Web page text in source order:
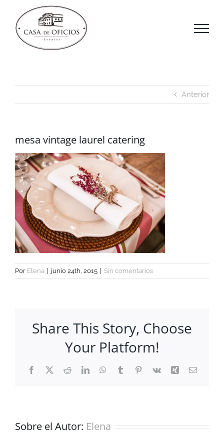
contenido
Anterior
mesa vintage laurel catering
Por Elena junio 24th, 2015 Sin comentarios
Share This Story, Choose
Your Platform!
Facebook
X RedditLinkedInWhatsApp
TumblrPinterest
Vk Xing Correo
Sobre el Autor: Elena